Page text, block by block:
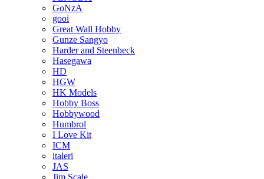
GoNzA
gooi
Great Wall Hobby
Gunze Sangyo
Harder and Steenbeck
Hasegawa
HD
HGW
HK Models
Hobby Boss
Hobbywood
Humbrol
I Love Kit
ICM
italeri
JAS
Jim Scale